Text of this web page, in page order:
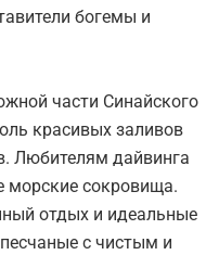
богемы и
части Синайского
красивых заливов
Любителям дайвинга
морские сокровища.
отдых и идеальные
с чистым и